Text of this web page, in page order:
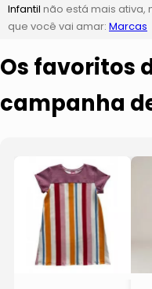
Infantil não está mais ativa,
que você vai amar: Marcas
Os favoritos
campanha